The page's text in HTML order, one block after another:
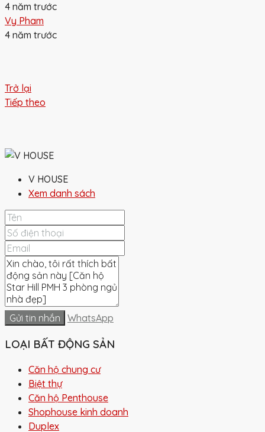
4 năm trước
Vy Pham
4 năm trước
Trở lại
Tiếp theo
V HOUSE
Xem danh sách
Gửi tin nhắn WhatsApp
LOẠI BẤT ĐỘNG SẢN
Căn hộ chung cư
Biệt thự
Căn hộ Penthouse
Shophouse kinh doanh
Duplex